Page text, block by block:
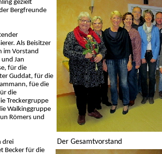
gezielt
Bergfreunde
Als Beisitzer
im Vorstand
Jan
für die
Guddat, für die
füe die
die
Treckergruppe
Walkinggruppe
Römers und
drei
Becker für die
Der Gesamtvorstand